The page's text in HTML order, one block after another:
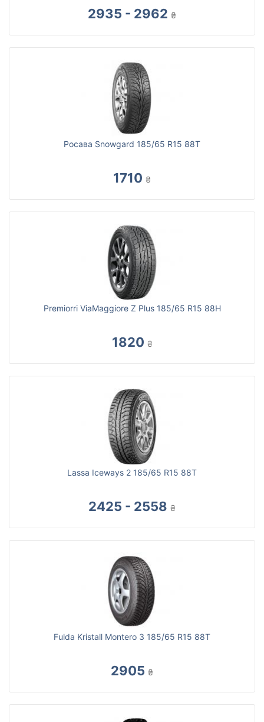
2935 - 2962 ₴
Росава Snowgard 185/65 R15 88T
1710 ₴
Premiorri ViaMaggiore Z Plus 185/65 R15 88H
1820 ₴
Lassa Iceways 2 185/65 R15 88T
2425 - 2558 ₴
Fulda Kristall Montero 3 185/65 R15 88T
2905 ₴